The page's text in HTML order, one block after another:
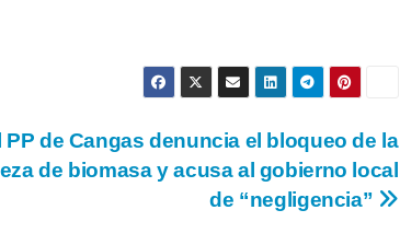
PP de Cangas denuncia el bloqueo de la
de biomasa y acusa al gobierno local
de “negligencia”